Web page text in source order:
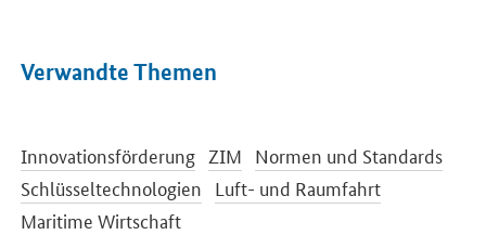
Verwandte Themen
Innovationsförderung ZIM Normen und Standards
Schlüsseltechnologien Luft- und Raumfahrt
Maritime Wirtschaft